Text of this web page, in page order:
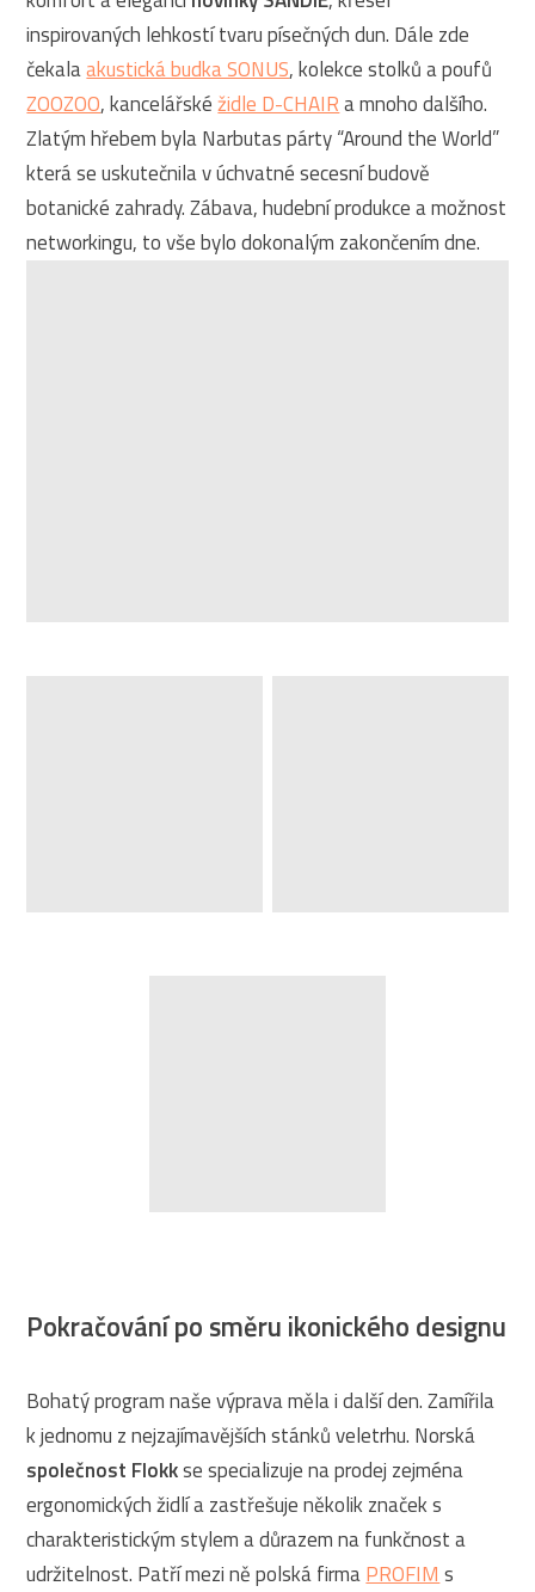
inspirovaných lehkostí tvaru písečných dun. Dále zde
čekalaakustická budka SONUS, kolekce stolků a poufů
ZOOZOO, kancelářskéžidle D-CHAIRa mnoho dalšího.
Zlatým hřebem byla Narbutas párty “Around the World”
která se uskutečnila v úchvatné secesní budově
botanické zahrady. Zábava, hudební produkce a možnost
networkingu, to vše bylo dokonalým zakončením dne.
Pokračování po směru ikonického designu
Bohatý program naše výprava měla i další den. Zamířila
k jednomu z nejzajímavějších stánků veletrhu. Norská
společnost Flokkse specializuje na prodej zejména
ergonomických židlí a zastřešuje několik značek s
charakteristickým stylem a důrazem na funkčnost a
udržitelnost. Patří mezi ně polská firmaPROFIMs